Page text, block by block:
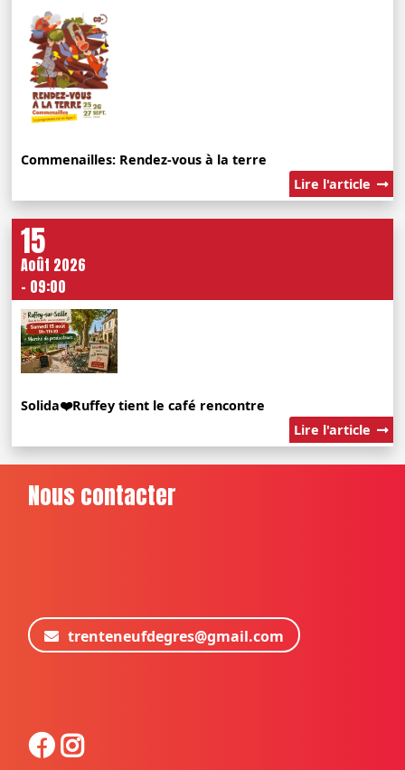
Commenailles: Rendez-vous à la terre
Lire l'article
15
Août 2026
- 09:00
Solida❤️Ruffey tient le café rencontre
Lire l'article
Nous contacter
trenteneufdegres@gmail.com